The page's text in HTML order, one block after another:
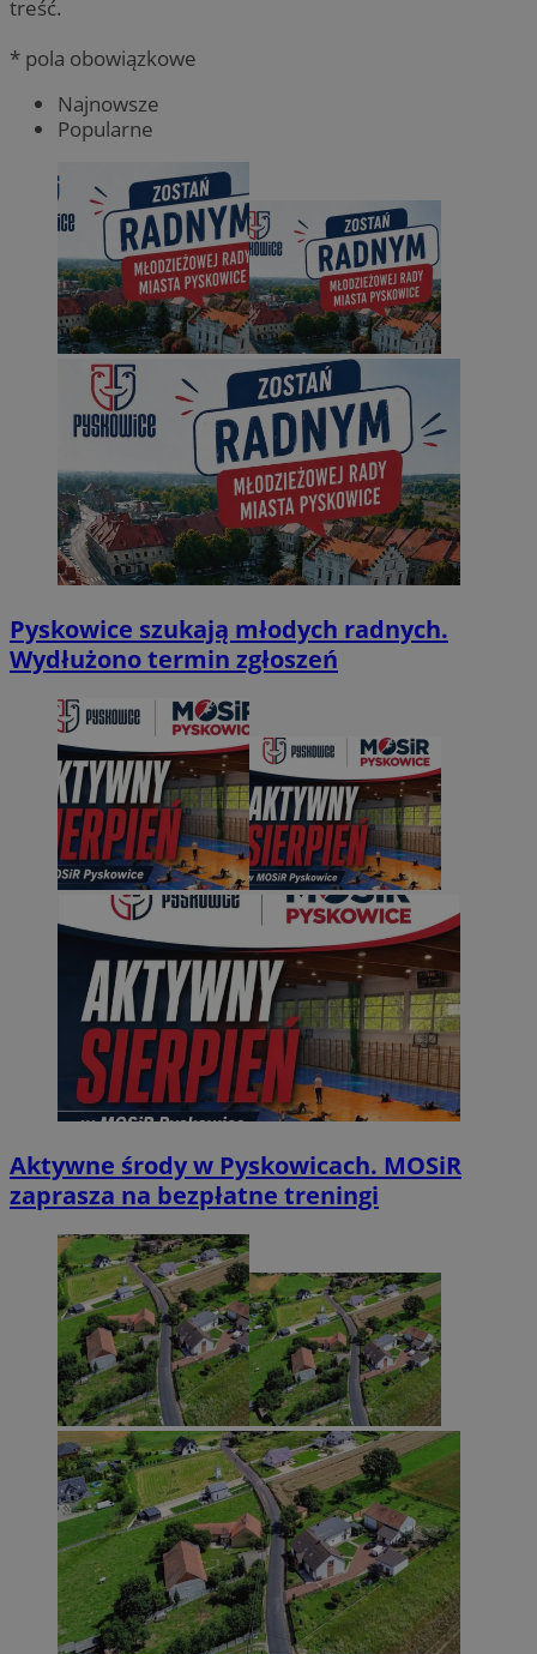
treść.
* pola obowiązkowe
Najnowsze
Popularne
Pyskowice szukają młodych radnych.
Wydłużono termin zgłoszeń
Aktywne środy w Pyskowicach. MOSiR
zaprasza na bezpłatne treningi